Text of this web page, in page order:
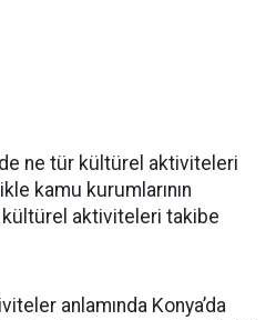
ne tür kültürel aktiviteleri
kamu kurumlarının
aktiviteleri takibe
anlamında Konya’da